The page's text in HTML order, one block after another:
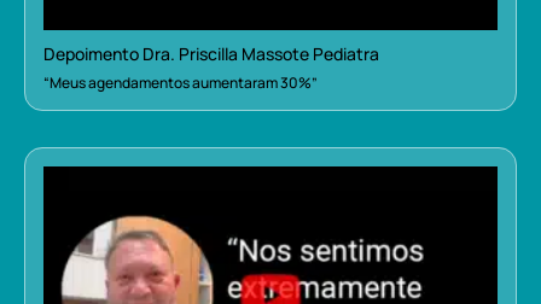
Depoimento Dra. Priscilla Massote Pediatra
“Meus agendamentos aumentaram 30%”